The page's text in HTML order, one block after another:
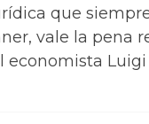
que
vale la pena
economista Luigi